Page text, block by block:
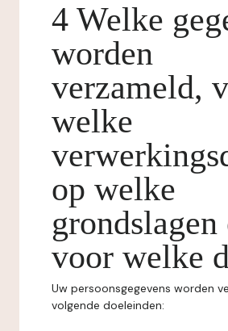
4 Welke
worden
verzameld,
welke
op welke
grondslagen
voor welke
Uw persoonsgegevens worden
volgende doeleinden: